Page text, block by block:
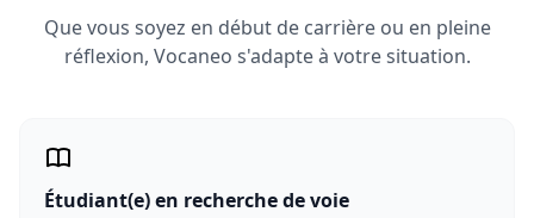
Que vous soyez en début de carrière ou en pleine
réflexion, Vocaneo s'adapte à votre situation.
Étudiant(e) en recherche de voie